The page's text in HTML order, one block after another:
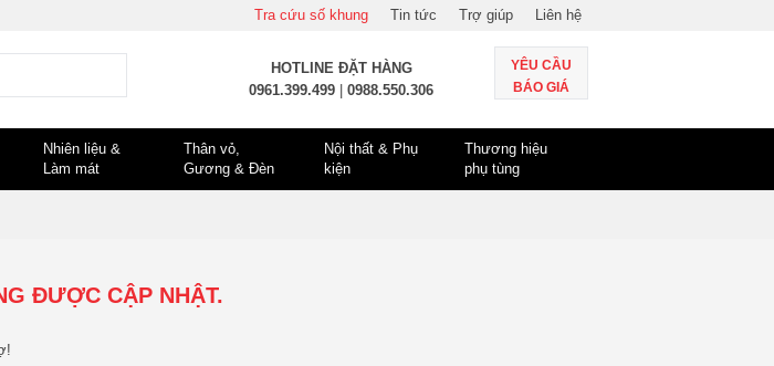
Tra cứu số khung Tin tức Trợ giúp Liên hệ
HOTLINE ĐẶT HÀNG
0961.399.499
0988.550.306
YÊU CẦU
BÁO GIÁ
Nhiên liệu &
Làm mát
Thân vỏ,
Gương & Đèn
Nội thất & Phụ
kiện
Thương hiệu
phụ tùng
ĐƯỢC CẬP NHẬT.